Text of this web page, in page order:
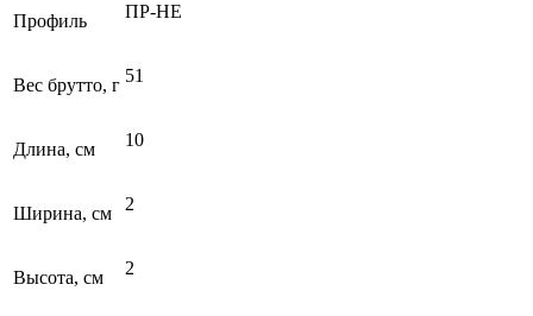
Профиль ПР-НЕ
Вес брутто, г 51
Длина, см 10
Ширина, см 2
Высота, см 2